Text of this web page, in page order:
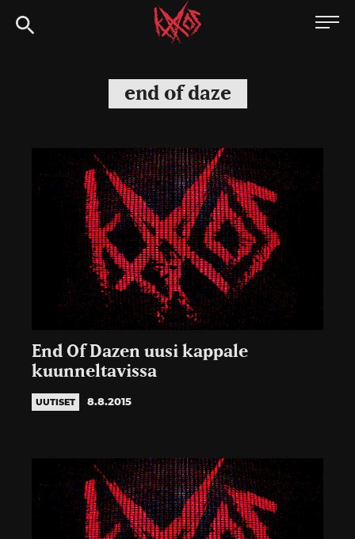
Siirry
suoraan
Kaaoszine
end of daze
End Of Dazen uusi kappale
kuunneltavissa
UUTISET 8.8.2015